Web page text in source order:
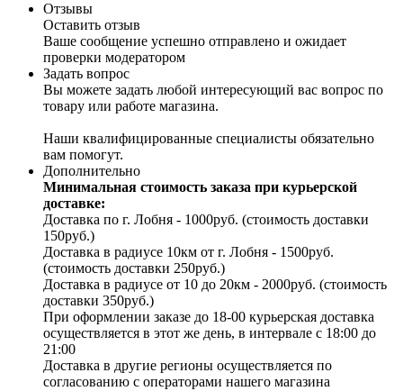
Отзывы
Оставить отзыв
Ваше сообщение успешно отправлено и ожидает
проверки модератором
Задать вопрос
Вы можете задать любой интересующий вас вопрос по
товару или работе магазина.
Наши квалифицированные специалисты обязательно
вам помогут.
Дополнительно
Минимальная стоимость заказа при курьерской
доставке:
Доставка по г. Лобня - 1000руб. (стоимость доставки
150руб.)
Доставка в радиусе 10км от г. Лобня - 1500руб.
(стоимость доставки 250руб.)
Доставка в радиусе от 10 до 20км - 2000руб. (стоимость
доставки 350руб.)
При оформлении заказе до 18-00 курьерская доставка
осуществляется в этот же день, в интервале с 18:00 до
21:00
Доставка в другие регионы осуществляется по
согласованию с операторами нашего магазина